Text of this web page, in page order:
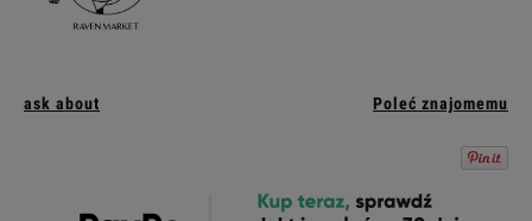
ask about Poleć znajomemu